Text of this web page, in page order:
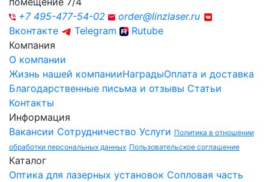
+7 495-477-54-02
order@linzlaser.ru
Вконтакте
Telegram
Rutube
Компания
О компании
Жизнь нашей компанииНаградыОплата и доставка
Благодарственные письма и отзывы Статьи
Контакты
Информация
Вакансии Сотрудничество Услуги Политика в отношении
обработки персональных данных Пользовательское соглашение
Каталог
Оптика для лазерных установок Сопловая часть